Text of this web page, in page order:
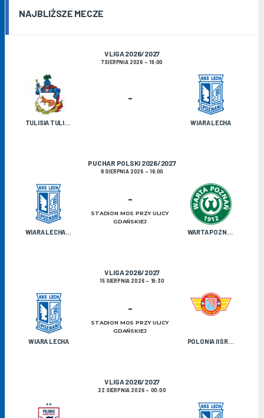
NAJBLIŻSZE MECZE
V LIGA 2026/2027
7 SIERPNIA 2026 19:00
TULISIA TULISZKÓW WIARA LECHA
-
PUCHAR POLSKI 2026/2027
8 SIERPNIA 2026 16:00
WIARA LECHA OLDBOJE WARTA POZNAŃ U-19
-
STADION MOS PRZY ULICY
GDAŃSKIEJ
V LIGA 2026/2027
15 SIERPNIA 2026 19:30
WIARA LECHA POLONIA II ŚRODA WIELKOPOLSKA
-
STADION MOS PRZY ULICY
GDAŃSKIEJ
V LIGA 2026/2027
22 SIERPNIA 2026 00:00